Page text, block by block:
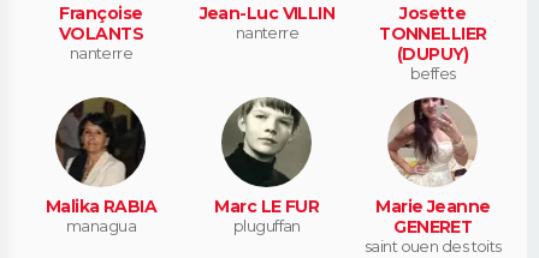
Françoise
VOLANTS
nanterre
Jean-Luc VILLIN
nanterre
Josette
TONNELLIER
(DUPUY)
beffes
Malika RABIA
managua
Marc LE FUR
pluguffan
Marie Jeanne
GENERET
saint ouen des toits